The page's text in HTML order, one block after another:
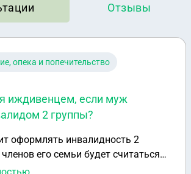
Отзывы
опека и попечительство
иждивенцем, если муж
2 группы?
оформлять инвалидность 2
его семьи будет считаться
инвалид детства 14 лет,